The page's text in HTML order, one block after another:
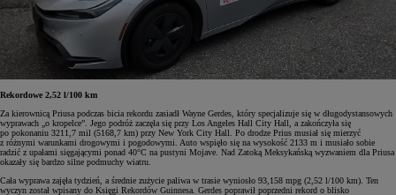
Rekordowe 2,52 l/100 km
Za kierownicą Priusa podczas bicia rekordu zasiadł Wayne Gerdes, który specjalizuje się w długodystansowych
wyprawach „o kropelce”. Jego podróż zaczęła się przy Los Angeles Hall City Hall, a zakończyła się
po pokonaniu 3211,7 mil (5168,7 km) przy New York City Hall. Po drodze Prius musiał się mierzyć
z różnymi warunkami drogowymi i pogodowymi. Auto wspięło się na wysokość 2133 m i musiało sobie
radzić z upałami sięgającymi ponad 40°C na pustyni Mojave. Nad Zatoką Meksykańską wyzwaniem dla Priusa
okazały się bardzo silne podmuchy wiatru.
Cała wyprawa zajęła tydzień, a średnie zużycie paliwa w trasie wyniosło 93,158 mpg (2,52 l/100 km). Ten
wyczyn został wpisany do Księgi Rekordów Guinnesa. Gerdes poprawił poprzedni rekord o blisko